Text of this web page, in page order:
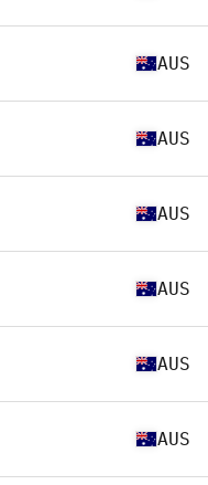
AUS
AUS
AUS
AUS
AUS
AUS